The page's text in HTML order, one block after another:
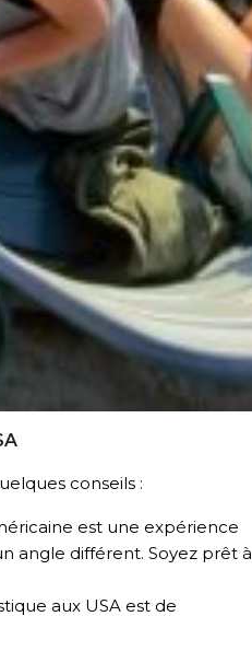
conseils :
est une expérience
angle différent. Soyez prêt à
aux USA est de